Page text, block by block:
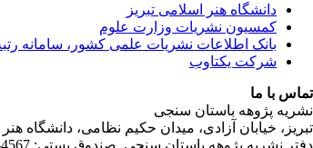
دانشگاه هنر اسلامی تبریز
کمسیون نشریات وزارت علوم
بانک اطلاعات نشریات علمی کشور، سامانه
شرکت یکتاوب
تماس با ما
نشریه پژوهه باستان سنجی
تبریز، خیابان آزادی، میدان حکیم نظامی، دانشگاه هنر
دفتر نشریه پژوهه­ باستان­ سنجی صندوق پستی: 4567-51385، کد پستی:5164736931